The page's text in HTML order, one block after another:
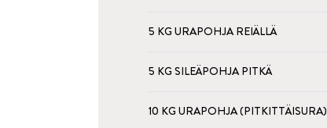
5 KG URAPOHJA REIÄLLÄ
5 KG SILEÄPOHJA PITKÄ
10 KG URAPOHJA (PITKITTÄISURA)